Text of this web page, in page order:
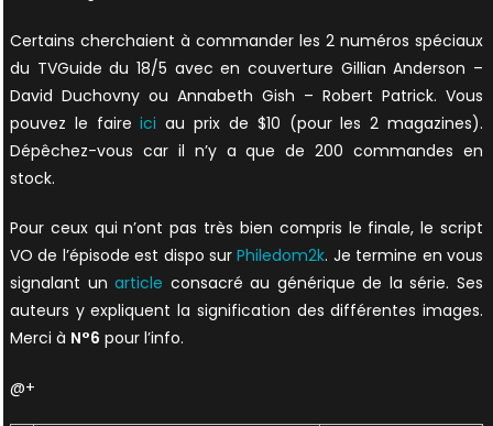
Certains cherchaient à commander les 2 numéros spéciaux
du TVGuide du 18/5 avec en couverture Gillian Anderson –
David Duchovny ou Annabeth Gish – Robert Patrick. Vous
pouvez le faireici au prix de $10 (pour les 2 magazines).
Dépêchez-vous car il n’y a que de 200 commandes en
stock.
Pour ceux qui n’ont pas très bien compris le finale, le script
VO de l’épisode est dispo surPhiledom2k. Je termine en vous
signalant unarticle consacré au générique de la série. Ses
auteurs y expliquent la signification des différentes images.
Merci à N°6 pour l’info.
@+